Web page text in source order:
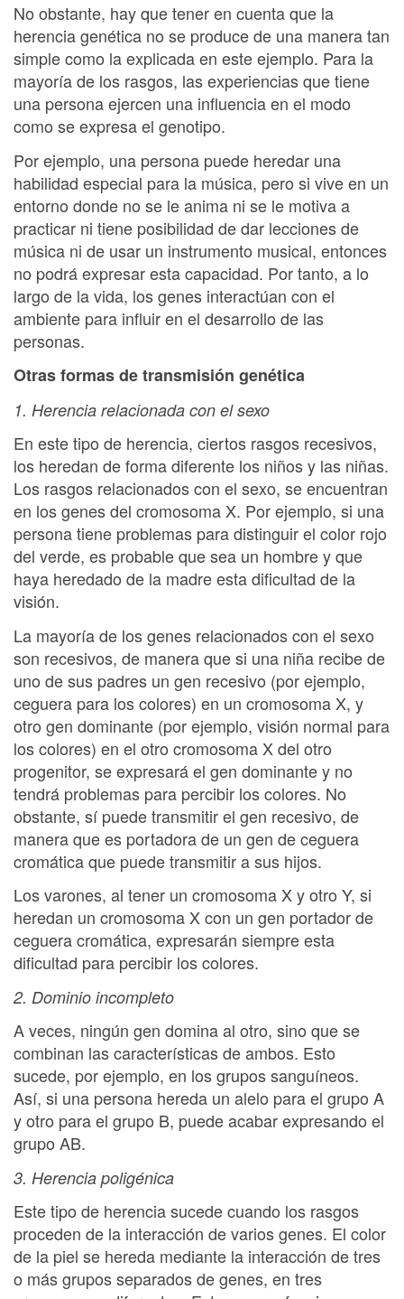
No obstante, hay que tener en cuenta que la
herencia genética no se produce de una manera tan
simple como la explicada en este ejemplo. Para la
mayoría de los rasgos, las experiencias que tiene
una persona ejercen una influencia en el modo
como se expresa el genotipo.
Por ejemplo, una persona puede heredar una
habilidad especial para la música, pero si vive en un
entorno donde no se le anima ni se le motiva a
practicar ni tiene posibilidad de dar lecciones de
música ni de usar un instrumento musical, entonces
no podrá expresar esta capacidad. Por tanto, a lo
largo de la vida, los genes interactúan con el
ambiente para influir en el desarrollo de las
personas.
Otras formas de transmisión genética
1. Herencia relacionada con el sexo
En este tipo de herencia, ciertos rasgos recesivos,
los heredan de forma diferente los niños y las niñas.
Los rasgos relacionados con el sexo, se encuentran
en los genes del cromosoma X. Por ejemplo, si una
persona tiene problemas para distinguir el color rojo
del verde, es probable que sea un hombre y que
haya heredado de la madre esta dificultad de la
visión.
La mayoría de los genes relacionados con el sexo
son recesivos, de manera que si una niña recibe de
uno de sus padres un gen recesivo (por ejemplo,
ceguera para los colores) en un cromosoma X, y
otro gen dominante (por ejemplo, visión normal para
los colores) en el otro cromosoma X del otro
progenitor, se expresará el gen dominante y no
tendrá problemas para percibir los colores. No
obstante, sí puede transmitir el gen recesivo, de
manera que es portadora de un gen de ceguera
cromática que puede transmitir a sus hijos.
Los varones, al tener un cromosoma X y otro Y, si
heredan un cromosoma X con un gen portador de
ceguera cromática, expresarán siempre esta
dificultad para percibir los colores.
2. Dominio incompleto
A veces, ningún gen domina al otro, sino que se
combinan las características de ambos. Esto
sucede, por ejemplo, en los grupos sanguíneos.
Así, si una persona hereda un alelo para el grupo A
y otro para el grupo B, puede acabar expresando el
grupo AB.
3. Herencia poligénica
Este tipo de herencia sucede cuando los rasgos
proceden de la interacción de varios genes. El color
de la piel se hereda mediante la interacción de tres
o más grupos separados de genes, en tres